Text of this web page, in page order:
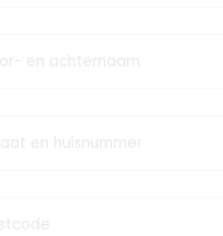
en achternaam
en huisnummer